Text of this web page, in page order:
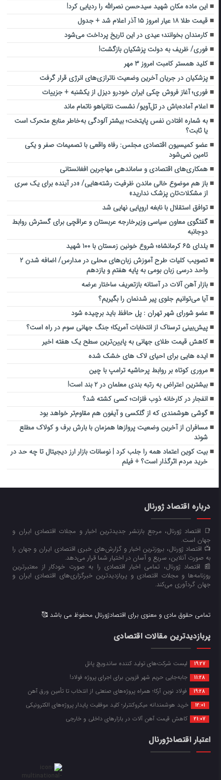
این ماده مکان شهید سیدحسن نصرالله را ردیابی کرد!
قیمت طلا ۱۸ عیار امروز ۱۵ آذر اعلام شد + جدول
کارمندان بخوانند؛ عیدی در این تاریخ پرداخت می‌شود
فوری/ ظریف به دولت پزشکیان بازگشت!
کلید همستر کامبت امروز ۳ مهر
پزشکیان در جریان آخرین وضعیت ناترازی‌های انرژی قرار گرفت
فوری؛ آغاز فروش چکی ایران خودرو دیزل از یکشنبه + جزییات
اعلام آماده‌باش در تل‌آویو/ نشست نتانیاهو ناتمام ماند
به شماره افتادن نفس پایتخت؛ بیشتر آلودگی به‌خاطر منابع متحرک است
یا ثابت؟
عضو کمیسیون اقتصادی مجلس: رفاه واقعی با تصمیمات صفر و یکی
تامین نمی‌شود
همکاری‌های اقتصادی و ساماندهی مهاجرین افغانستانی
باز هم موضوع خالی ماندن ظرفیت رشته‌هایی/ «در آینده برای یک سری
از مشکلات‌تان پزشک ندارید»
توافق استقلال با نابغه اروپایی نهایی شد
گفتگوی معاون سیاسی وزیرخارجه عربستان و عراقچی برای گسترش روابط
دوجانبه
یلدای ۶۵ کرمانشاه؛ شروع خونین زمستان با ۱۰۰ شهید
تصویب کلیات طرح آموزش زبان‌های محلی در مدارس/ اضافه شدن ۲
واحد درسی زبان بومی به پایه هفتم و یازدهم
بازار آهن‌ آلات در آستانه بازتعریف ساختار عرضه
آیا می‌توانیم جلوی پیر شدنمان را بگیریم؟
عضو شورای شهر تهران : پل حافظ باید برچیده شود
پیش‌بینی ترسناک از انتخابات آمریکا؛ جنگ جهانی سوم در راه است؟
کاهش قیمت طلای جهانی به پایین‌ترین سطح یک‌ هفته اخیر
ایده هایی برای احیای لاک های خشک شده
مروری کوتاه بر روابط پرحاشیه ترامپ با چین
بیشترین اعتراض به رتبه بندی معلمان در ۲ بند است!
انفجار در کارخانه ذوب فلزات؛ کسی کشته شد؟
گوشی هوشمندی که از گلکسی و آیفون هم مقاوم‌تر خواهد بود
مسافران از آخرین وضعیت پروازها همزمان با بارش برف و کولاک مطلع
شوند
بیت کوین اعتماد همه را جلب کرد | نوسانات بازار ارز دیجیتال تا چه حد در
خرید مردم اثرگذار است؟ + فیلم
درباره اقتصاد ژورنال
📑 اقتصاد ژورنال، مرجع بازنشر جدیدترین اخبار و مجلات اقتصادی ایران و
جهان است.
📺 اقتصاد ژورنال، بروزترین اخبار و گزارش‌های خبری اقتصادی ایران و جهان را
به صورت آنلاین، سریع و آسان در اختیار شما قرار می‌‌دهد.
📰 اقتصاد ژورنال، تمامی اخبار اقتصادی را به صورت خودکار از معتبرترین
روزنامه‌ها و مجلات اقتصادی و پربازدیدترین خبرگزاری‌های اقتصادی ایران و
جهان گردآوری می‌کند.
تمامی حقوق مادی و معنوی برای اقتصادژورنال محفوظ می باشد 🥰
پربازدیدترین مقالات اقتصادی
19:27 لیست شرکت‌های تولید کننده ساندویچ پانل
11:28 جابه‌جایی حریم شهر قزوین برای اجرای پروژه فولاد!
19:28 فولاد نوین آرکا؛ همراه پروژه‌های صنعتی از انتخاب تا تأمین ورق آهن
12:01 خرید هوشمندانه میکروکنترلر؛ کلید موفقیت پایدار پروژه‌های الکترونیکی
21:07 کاهش قیمت آهن آلات در بازارهای داخلی و خارجی
اعتبار اقتصادژورنال